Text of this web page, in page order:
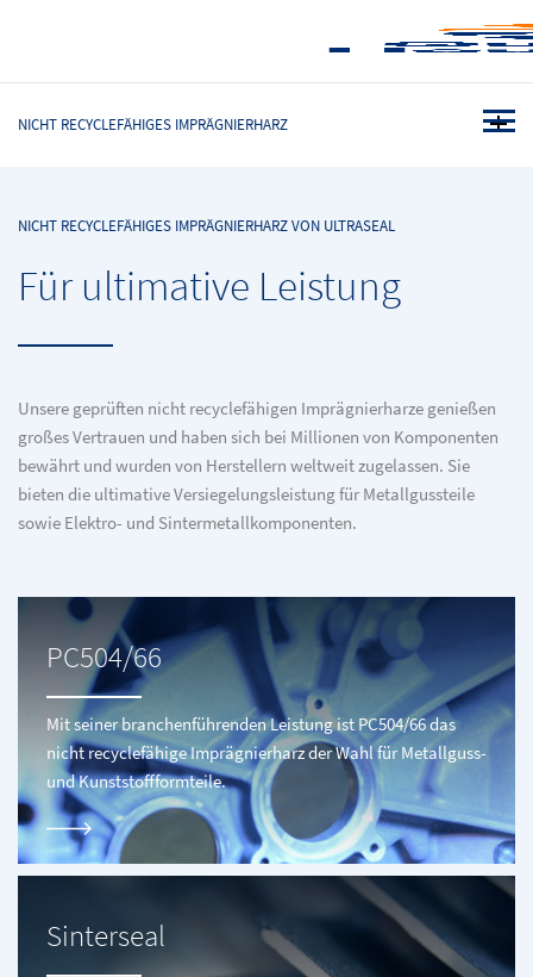
NICHT RECYCLEFÄHIGES IMPRÄGNIERHARZ
NICHT RECYCLEFÄHIGES IMPRÄGNIERHARZ VON ULTRASEAL
Für ultimative Leistung
Unsere geprüften nicht recyclefähigen Imprägnierharze genießen
großes Vertrauen und haben sich bei Millionen von Komponenten
bewährt und wurden von Herstellern weltweit zugelassen. Sie
bieten die ultimative Versiegelungsleistung für Metallgussteile
sowie Elektro- und Sintermetallkomponenten.
PC504/66
Mit seiner branchenführenden Leistung ist PC504/66 das
nicht recyclefähige Imprägnierharz der Wahl für Metallguss-
und Kunststoffformteile.
Sinterseal